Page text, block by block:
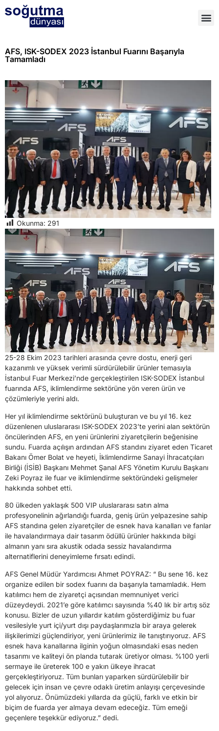
AFS, ISK-SODEX 2023 İstanbul Fuarını Başarıyla
Tamamladı
Okunma: 291
25-28 Ekim 2023 tarihleri arasında çevre dostu, enerji geri
kazanımlı ve yüksek verimli sürdürülebilir ürünler temasıyla
İstanbul Fuar Merkezi’nde gerçekleştirilen ISK-SODEX İstanbul
fuarında AFS, iklimlendirme sektörüne yön veren ürün ve
çözümleriyle yerini aldı.
Her yıl iklimlendirme sektörünü buluşturan ve bu yıl 16. kez
düzenlenen uluslararası ISK-SODEX 2023’te yerini alan sektörün
öncülerinden AFS, en yeni ürünlerini ziyaretçilerin beğenisine
sundu. Fuarda açılışın ardından AFS standını ziyaret eden Ticaret
Bakanı Ömer Bolat ve heyeti, İklimlendirme Sanayi İhracatçıları
Birliği (İSİB) Başkanı Mehmet Şanal AFS Yönetim Kurulu Başkanı
Zeki Poyraz ile fuar ve iklimlendirme sektöründeki gelişmeler
hakkında sohbet etti.
80 ülkeden yaklaşık 500 VIP uluslararası satın alma
profesyonelinin ağırlandığı fuarda, geniş ürün yelpazesine sahip
AFS standına gelen ziyaretçiler de esnek hava kanalları ve fanlar
ile havalandırmaya dair tasarım ödüllü ürünler hakkında bilgi
almanın yanı sıra akustik odada sessiz havalandırma
alternatiflerini deneyimleme fırsatı edindi.
AFS Genel Müdür Yardımcısı Ahmet POYRAZ: “ Bu sene 16. kez
organize edilen bir sodex fuarını da başarıyla tamamladık. Hem
katılımcı hem de ziyaretçi açısından memnuniyet verici
düzeydeydi. 2021’e göre katılımcı sayısında %40 lık bir artış söz
konusu. Bizler de uzun yıllardır katılım gösterdiğimiz bu fuar
vesilesiyle yurt içi/yurt dışı paydaşlarımızla bir araya gelerek
ilişkilerimizi güçlendiriyor, yeni ürünlerimiz ile tanıştırıyoruz. AFS
esnek hava kanallarına ilginin yoğun olmasındaki esas neden
tasarımı ve kaliteyi ön planda tutarak üretiyor olması. %100 yerli
sermaye ile üreterek 100 e yakın ülkeye ihracat
gerçekleştiriyoruz. Tüm bunları yaparken sürdürülebilir bir
gelecek için insan ve çevre odaklı üretim anlayışı çerçevesinde
yol alıyoruz. Önümüzdeki yıllarda da güçlü, farklı ve etkin bir
biçim de fuarda yer almaya devam edeceğiz. Tüm emeği
geçenlere teşekkür ediyoruz.” dedi.